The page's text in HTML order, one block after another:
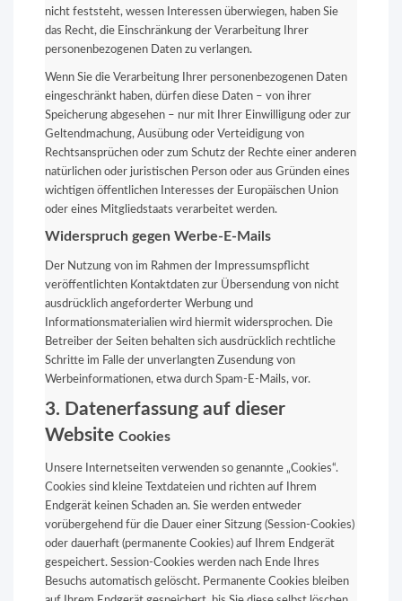
nicht feststeht, wessen Interessen überwiegen, haben Sie
das Recht, die Einschränkung der Verarbeitung Ihrer
personenbezogenen Daten zu verlangen.
Wenn Sie die Verarbeitung Ihrer personenbezogenen Daten
eingeschränkt haben, dürfen diese Daten – von ihrer
Speicherung abgesehen – nur mit Ihrer Einwilligung oder zur
Geltendmachung, Ausübung oder Verteidigung von
Rechtsansprüchen oder zum Schutz der Rechte einer anderen
natürlichen oder juristischen Person oder aus Gründen eines
wichtigen öffentlichen Interesses der Europäischen Union
oder eines Mitgliedstaats verarbeitet werden.
Widerspruch gegen Werbe-E-Mails
Der Nutzung von im Rahmen der Impressumspflicht
veröffentlichten Kontaktdaten zur Übersendung von nicht
ausdrücklich angeforderter Werbung und
Informationsmaterialien wird hiermit widersprochen. Die
Betreiber der Seiten behalten sich ausdrücklich rechtliche
Schritte im Falle der unverlangten Zusendung von
Werbeinformationen, etwa durch Spam-E-Mails, vor.
3. Datenerfassung auf dieser
Website Cookies
Unsere Internetseiten verwenden so genannte „Cookies“.
Cookies sind kleine Textdateien und richten auf Ihrem
Endgerät keinen Schaden an. Sie werden entweder
vorübergehend für die Dauer einer Sitzung (Session-Cookies)
oder dauerhaft (permanente Cookies) auf Ihrem Endgerät
gespeichert. Session-Cookies werden nach Ende Ihres
Besuchs automatisch gelöscht. Permanente Cookies bleiben